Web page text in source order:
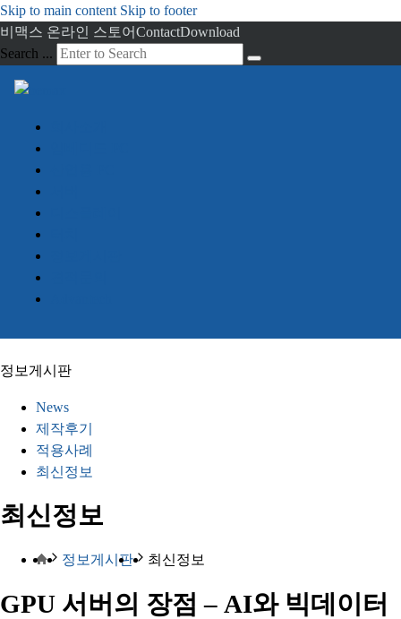
Skip to main content Skip to footer
비맥스 온라인 스토어ContactDownload
Search ...
정보게시판
News
제작후기
적용사례
최신정보
최신정보
정보게시판 최신정보
GPU 서버의 장점 – AI와 빅데이터